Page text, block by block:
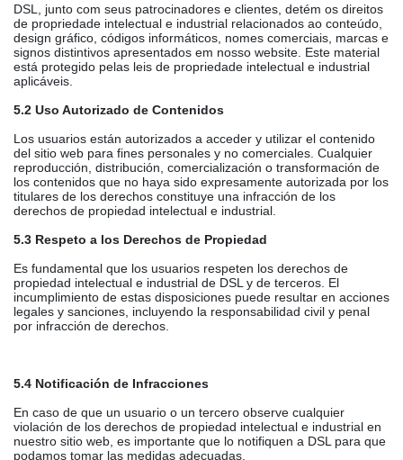
DSL, junto com seus patrocinadores e clientes, detém os direitos
de propriedade intelectual e industrial relacionados ao conteúdo,
design gráfico, códigos informáticos, nomes comerciais, marcas e
signos distintivos apresentados em nosso website. Este material
está protegido pelas leis de propriedade intelectual e industrial
aplicáveis.
5.2 Uso Autorizado de Contenidos
Los usuarios están autorizados a acceder y utilizar el contenido
del sitio web para fines personales y no comerciales. Cualquier
reproducción, distribución, comercialización o transformación de
los contenidos que no haya sido expresamente autorizada por los
titulares de los derechos constituye una infracción de los
derechos de propiedad intelectual e industrial.
5.3 Respeto a los Derechos de Propiedad
Es fundamental que los usuarios respeten los derechos de
propiedad intelectual e industrial de DSL y de terceros. El
incumplimiento de estas disposiciones puede resultar en acciones
legales y sanciones, incluyendo la responsabilidad civil y penal
por infracción de derechos.
5.4 Notificación de Infracciones
En caso de que un usuario o un tercero observe cualquier
violación de los derechos de propiedad intelectual e industrial en
nuestro sitio web, es importante que lo notifiquen a DSL para que
podamos tomar las medidas adecuadas.